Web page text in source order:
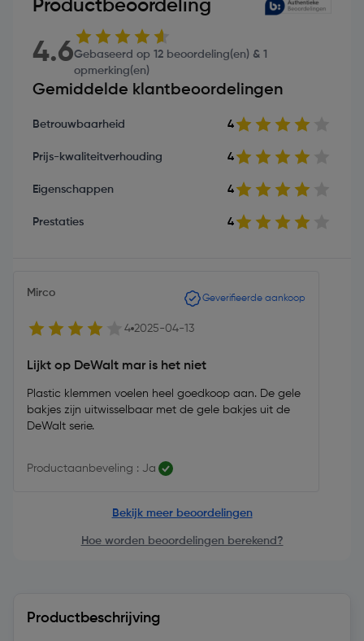
Productbeoordeling
4.6Gebaseerd op 12 beoordeling(en) & 1
opmerking(en)
Gemiddelde klantbeoordelingen
Betrouwbaarheid 4
Prijs-kwaliteitverhouding 4
Eigenschappen 4
Prestaties 4
Mirco Geverifieerde aankoop
4 2025-04-13
Lijkt op DeWalt mar is het niet
Plastic klemmen voelen heel goedkoop aan. De gele
bakjes zijn uitwisselbaar met de gele bakjes uit de
DeWalt serie.
Productaanbeveling : Ja
Bekijk meer beoordelingen
Hoe worden beoordelingen berekend?
Productbeschrijving